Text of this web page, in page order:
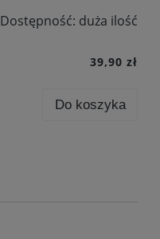
Dostępność: duża ilość
39,90 zł
Do koszyka